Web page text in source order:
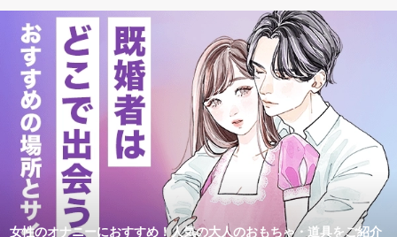
女性のオナニーにおすすめ！人気の大人のおもちゃ・道具をご紹介